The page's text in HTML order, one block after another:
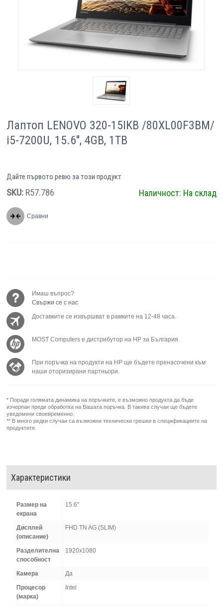
Сървъри
Смартфони
Лаптоп LENOVO 320-15IKB /80XL00F3BM/
i5-7200U, 15.6'', 4GB, 1TB
Дайте първото ревю за този продукт
SKU: R57.786 Наличност: На склад
Сравни
Имаш въпрос?
Свържи се с нас
Доставките се извършват в рамките на 12-48 часа.
MOST Computers е дистрибутор на HP за България.
При поръчка на продукти на HP ще бъдете пренасочени към
наши оторизирани партньори.
* Поради голямата динамика на поръчките, е възможно продукта да бъде
изчерпан преди обработка на Вашата поръчка. В такива случаи ще бъдете
уведомени своевременно.
** В много редки случаи са възможни технически грешки в спецификациите на
продуктите.
Характеристики
Размер на
екрана
15.6"
Дисплей
(описание)
FHD TN AG (SLIM)
Разделителна
способност
1920x1080
Камера
Да
Процесор
(марка)
Intel